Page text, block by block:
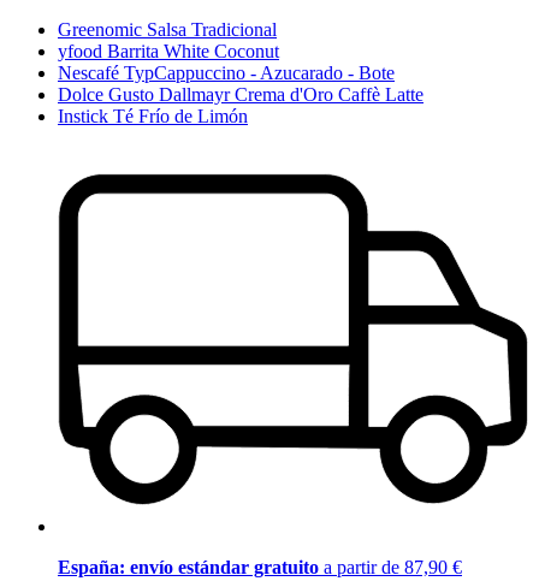
Greenomic Salsa Tradicional
yfood Barrita White Coconut
Nescafé TypCappuccino - Azucarado - Bote
Dolce Gusto Dallmayr Crema d'Oro Caffè Latte
Instick Té Frío de Limón
España: envío estándar gratuito a partir de 87,90 €